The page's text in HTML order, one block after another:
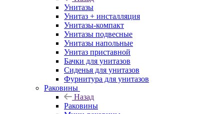
Унитазы
Унитаз + инсталляция
Унитазы-компакт
Унитазы подвесные
Унитазы напольные
Унитаз приставной
Бачки для унитазов
Сиденья для унитазов
Фурнитура для унитазов
Раковины
Назад
Раковины